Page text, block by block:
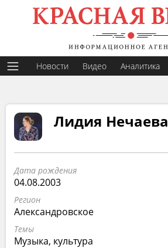
Новости Видео Аналитика
Лидия Нечаева
Дата рождения
04.08.2003
Регион
Александровское
Темы
Музыка, культура